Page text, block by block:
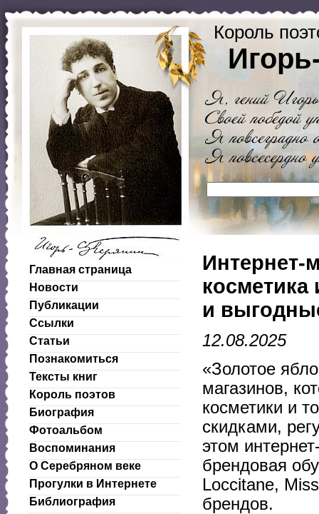
Король
Главная страница
Новости
Публикации
Ссылки
Статьи
Познакомиться
Тексты книг
Король поэтов
Биография
Фотоальбом
Воспоминания
О Серебряном веке
Прогулки в Интернете
Библиография
Интернет-
и
12.08.2025
«Золотое
магазинов,
косметики и
скидками,
этом
брендовая
Loccitane,
брендов.